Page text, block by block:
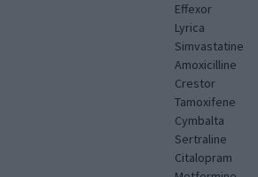
Effexor
Lyrica
Simvastatine
Amoxicilline
Crestor
Tamoxifene
Cymbalta
Sertraline
Citalopram